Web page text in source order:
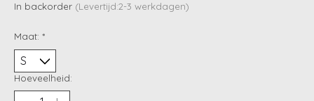
In backorder (Levertijd:2-3 werkdagen)
Maat: *
Hoeveelheid: